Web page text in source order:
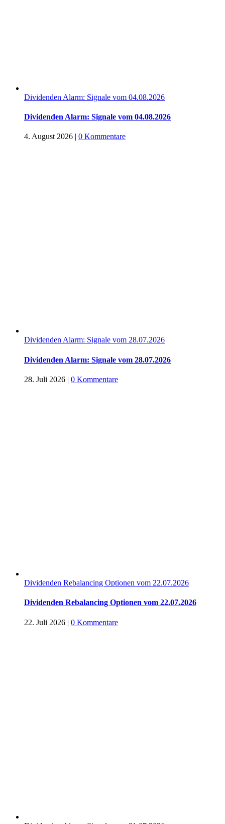
Dividenden Alarm: Signale vom 04.08.2026
Dividenden Alarm: Signale vom 04.08.2026
4. August 2026 | 0 Kommentare
Dividenden Alarm: Signale vom 28.07.2026
Dividenden Alarm: Signale vom 28.07.2026
28. Juli 2026 | 0 Kommentare
Dividenden Rebalancing Optionen vom 22.07.2026
Dividenden Rebalancing Optionen vom 22.07.2026
22. Juli 2026 | 0 Kommentare